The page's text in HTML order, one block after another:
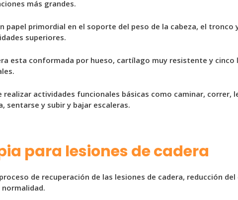
más grandes.
papel primordial en el soporte del peso de la cabeza, el tronco
superiores.
esta conformada por hueso, cartílago muy resistente y cinco
realizar actividades funcionales básicas como caminar, correr,
sentarse y subir y bajar escaleras.
para lesiones de cadera
de recuperación de las lesiones de cadera, reducción